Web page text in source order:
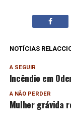
NOTÍCIAS
A SEGUIR
Incêndio em
A NÃO PERDER
Mulher grávida